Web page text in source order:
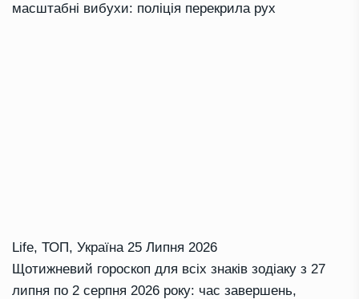
масштабні вибухи: поліція перекрила рух
Life, ТОП, Україна 25 Липня 2026
Щотижневий гороскоп для всіх знаків зодіаку з 27
липня по 2 серпня 2026 року: час завершень,